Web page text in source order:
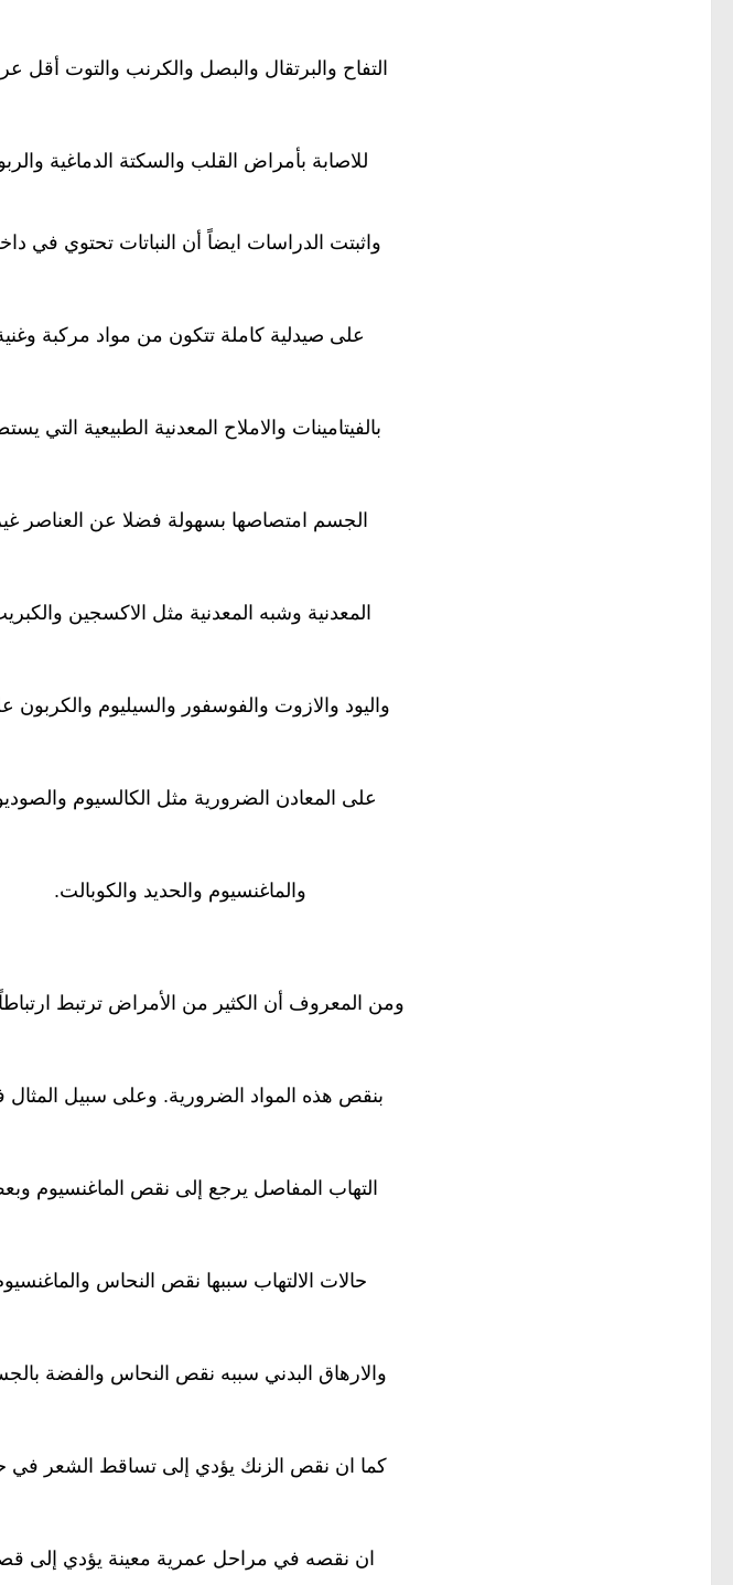
التفاح والبرتقال والبصل والكرنب والتوت أقل
للاصابة بأمراض القلب والسكتة الدماغية
واثبتت الدراسات ايضاً أن النباتات تحتوي في
على صيدلية كاملة تتكون من مواد مركبة
بالفيتامينات والاملاح المعدنية الطبيعية التي
الجسم امتصاصها بسهولة فضلا عن العناصر
المعدنية وشبه المعدنية مثل الاكسجين
واليود والازوت والفوسفور والسيليوم والكربون
على المعادن الضرورية مثل الكالسيوم
والماغنسيوم والحديد والكوبالت.
ومن المعروف أن الكثير من الأمراض ترتبط ارتباطاً
بنقص هذه المواد الضرورية. وعلى سبيل المثال
التهاب المفاصل يرجع إلى نقص الماغنسيوم
حالات الالتهاب سببها نقص النحاس
والارهاق البدني سببه نقص النحاس والفضة
كما ان نقص الزنك يؤدي إلى تساقط الشعر في
ان نقصه في مراحل عمرية معينة يؤدي إلى